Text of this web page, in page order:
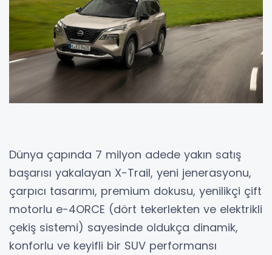
Dünya çapında 7 milyon adede yakın satış
başarısı yakalayan X-Trail, yeni jenerasyonu,
çarpıcı tasarımı, premium dokusu, yenilikçi çift
motorlu e-4ORCE (dört tekerlekten ve elektrikli
çekiş sistemi) sayesinde oldukça dinamik,
konforlu ve keyifli bir SUV performansı